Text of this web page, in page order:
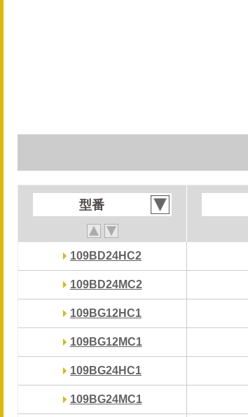
型番
109BD24HC2
109BD24MC2
109BG12HC1
109BG12MC1
109BG24HC1
109BG24MC1
型番
109BD24HC2
109BD24MC2
109BG12HC1
109BG12MC1
109BG24HC1
109BG24MC1